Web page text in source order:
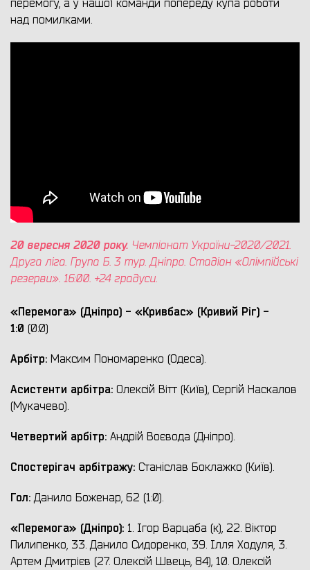
перемогу, а у нашої команди попереду купа роботи
над помилками.
20 вересня 2020 року. Чемпіонат України-2020/2021.
Друга ліга. Група Б. 3 тур. Дніпро. Стадіон «Олімпійські
резерви». 16:00. +24 градуси.
«Перемога» (Дніпро) - «Кривбас» (Кривий Ріг) -
1:0 (0:0)
Арбітр: Максим Пономаренко (Одеса).
Асистенти арбітра: Олексій Вітт (Київ), Сергій Наскалов
(Мукачево).
Четвертий арбітр: Андрій Воєвода (Дніпро).
Спостерігач арбітражу: Станіслав Боклажко (Київ).
Гол: Данило Боженар, 62 (1:0).
«Перемога» (Дніпро): 1. Ігор Варцаба (к), 22. Віктор
Пилипенко, 33. Данило Сидоренко, 39. Ілля Ходуля, 3.
Артем Дмитрієв (27. Олексій Швець, 84), 10. Олексій